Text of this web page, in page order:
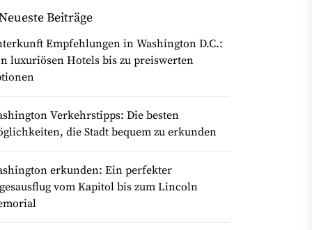
Beiträge
Empfehlungen in Washington D.C.:
luxuriösen Hotels bis zu preiswerten
Verkehrstipps: Die besten
die Stadt bequem zu erkunden
erkunden: Ein perfekter
vom Kapitol bis zum Lincoln